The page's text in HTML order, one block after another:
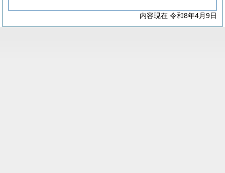
内容現在 令和8年4月9日